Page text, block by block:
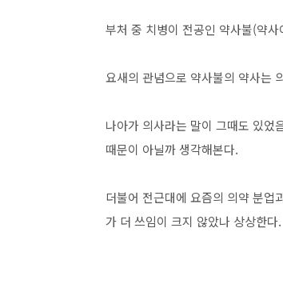
부처 중 치병이 전공인 약사불(약
요새의 관념으로 약사불의 약사는
나아가 의사라는 말이 그때도 있었
때문이 아닐까 생각해본다.
더불어 전근대에 요즘의 의약 분업
가 더 쓰임이 크지 않았나 상상한다.